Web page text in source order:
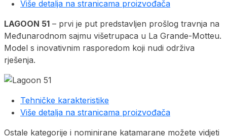
Više detalja na stranicama proizvođača
LAGOON 51 – prvi je put predstavljen prošlog travnja na
Međunarodnom sajmu višetrupaca u La Grande-Motteu.
Model s inovativnim rasporedom koji nudi održiva
rješenja.
Tehničke karakteristike
Više detalja na stranicama proizvođača
Ostale kategorije i nominirane katamarane možete vidjeti